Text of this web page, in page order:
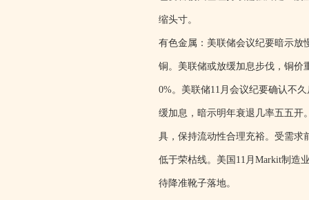
缩头寸。
有色金属：美联储会议纪要暗示放
铜。美联储或放缓加息步伐，铜价
0%。美联储11月会议纪要确认不
缓加息，暗示明年衰退几率五五开
具，保持流动性合理充裕。受需求
低于荣枯线。美国11月Markit制造
待降准靴子落地。